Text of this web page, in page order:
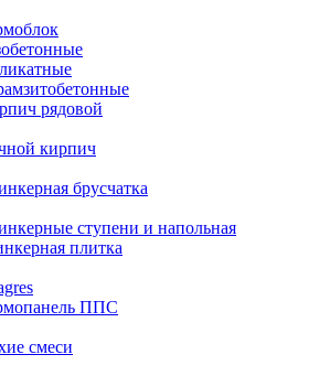
рядовой
кирпич
брусчатка
ступени и напольная
плитка
ППС
смеси